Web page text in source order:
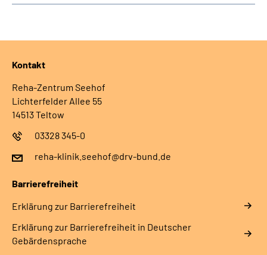
Kontakt
Reha-Zentrum Seehof
Lichterfelder Allee 55
14513 Teltow
03328 345-0
reha-klinik.seehof@drv-bund.de
Barrierefreiheit
Erklärung zur Barrierefreiheit
Erklärung zur Barrierefreiheit in Deutscher
Gebärdensprache